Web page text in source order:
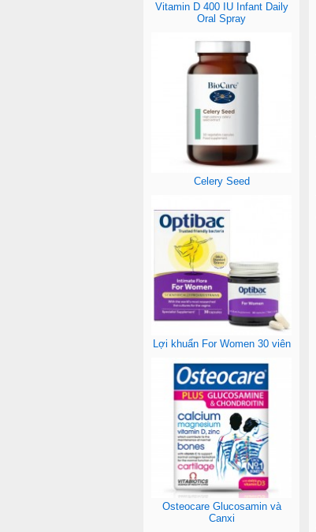
Vitamin D 400 IU Infant Daily
Oral Spray
Celery Seed
Lợi khuẩn For Women 30 viên
Osteocare Glucosamin và
Canxi